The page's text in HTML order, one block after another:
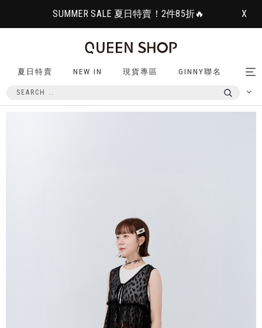
SUMMER SALE 夏日特賣！2件85折🔥 X
夏日特賣 NEW IN 現貨專區 GINNY聯名